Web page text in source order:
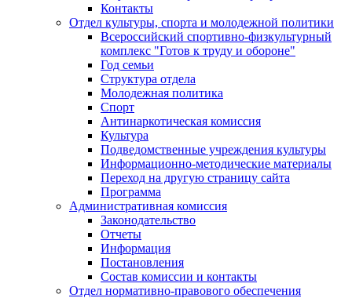
Контакты
Отдел культуры, спорта и молодежной политики
Всероссийский спортивно-физкультурный
комплекс "Готов к труду и обороне"
Год семьи
Структура отдела
Молодежная политика
Спорт
Антинаркотическая комиссия
Культура
Подведомственные учреждения культуры
Информационно-методические материалы
Переход на другую страницу сайта
Программа
Административная комиссия
Законодательство
Отчеты
Информация
Постановления
Состав комиссии и контакты
Отдел нормативно-правового обеспечения